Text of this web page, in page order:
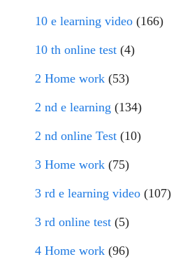
10 e learning video (166)
10 th online test (4)
2 Home work (53)
2 nd e learning (134)
2 nd online Test (10)
3 Home work (75)
3 rd e learning video (107)
3 rd online test (5)
4 Home work (96)